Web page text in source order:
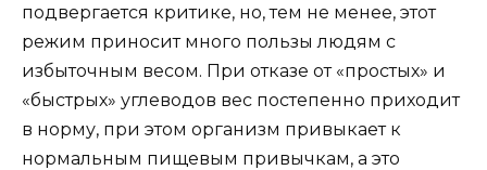
подвергается критике, но, тем не менее, этот
режим приносит много пользы людям с
избыточным весом. При отказе от «простых» и
«быстрых» углеводов вес постепенно приходит
в норму, при этом организм привыкает к
нормальным пищевым привычкам, а это